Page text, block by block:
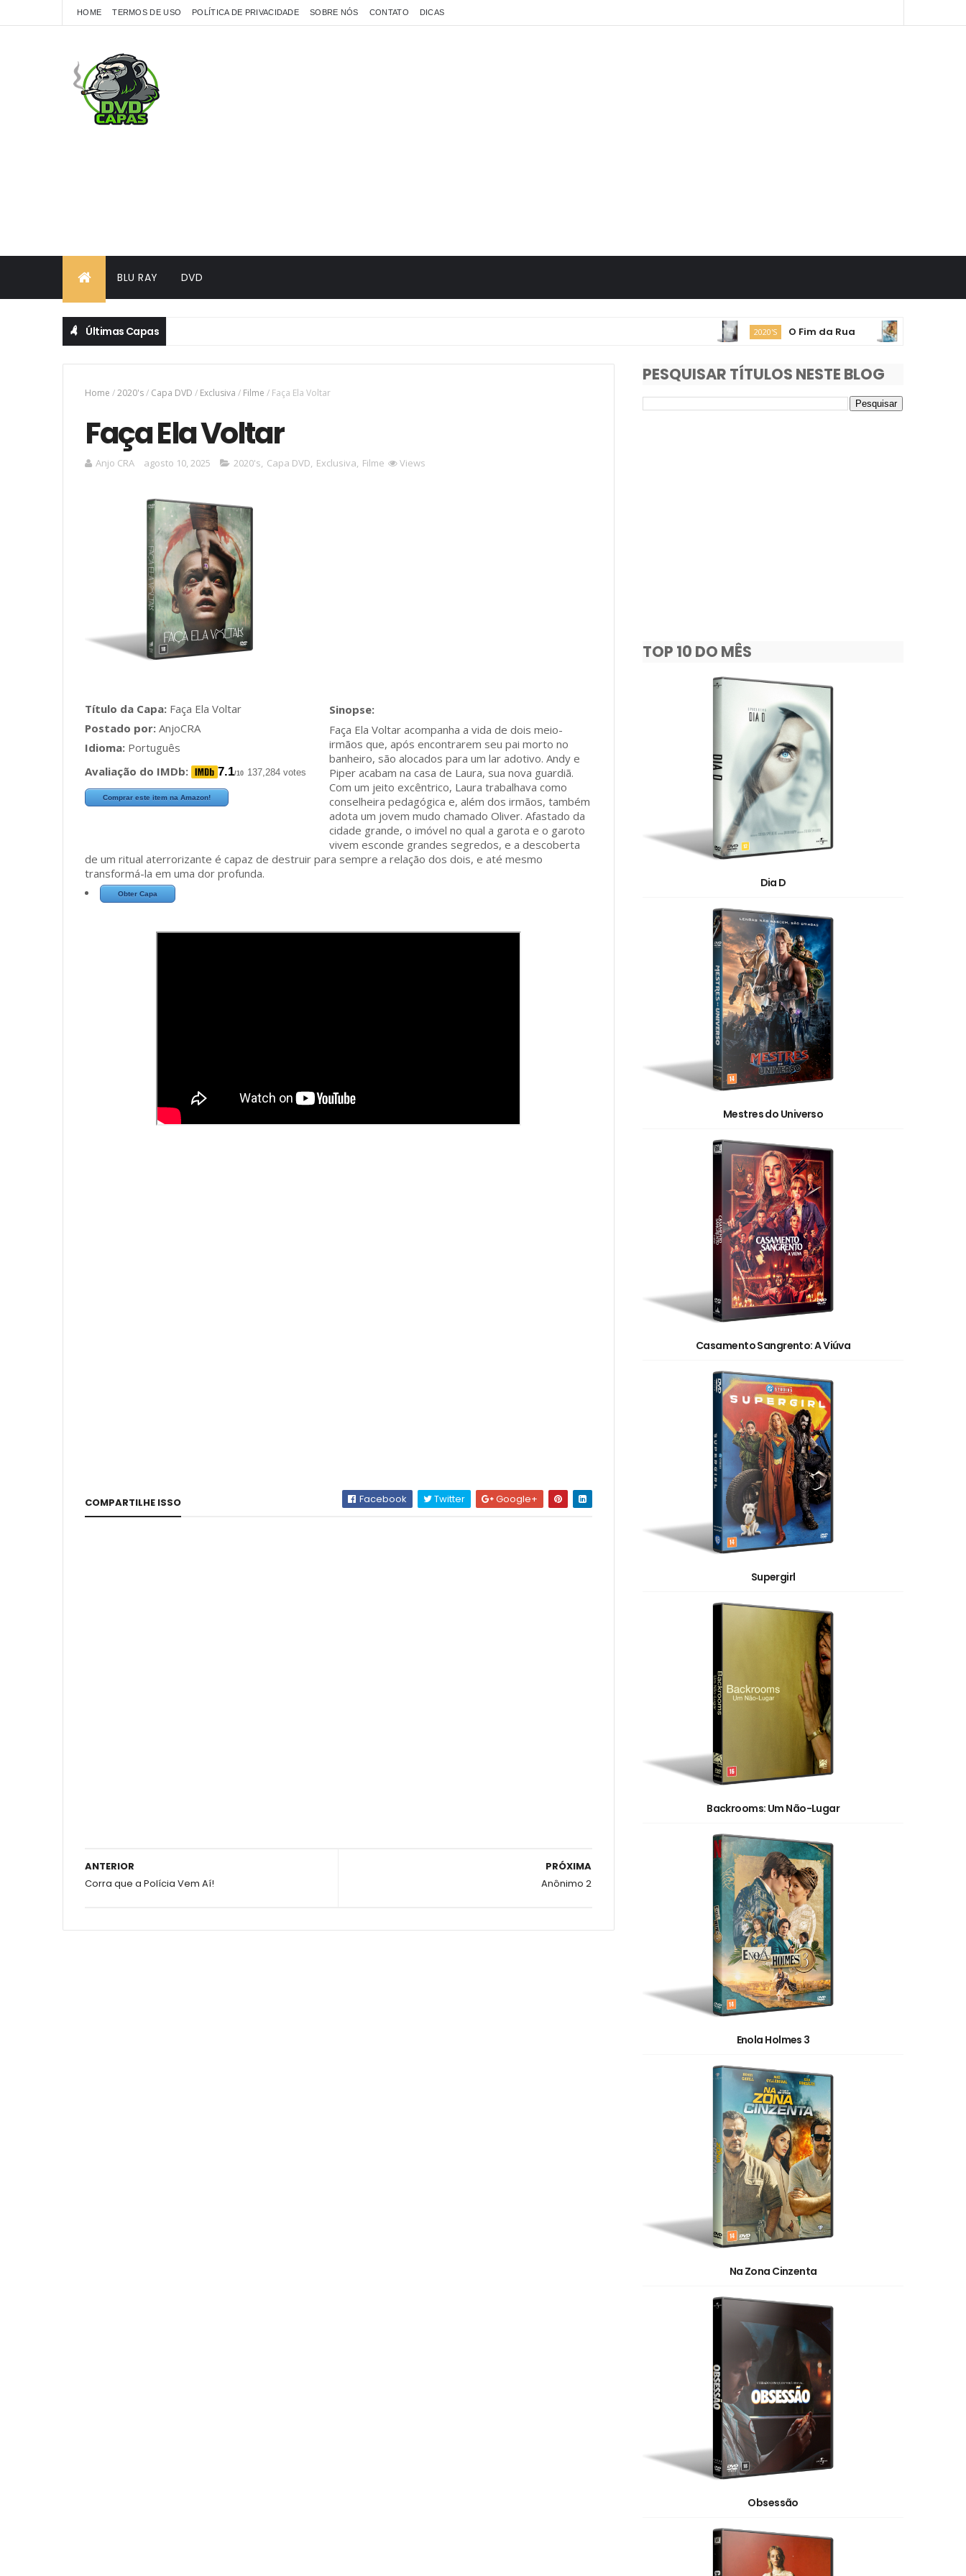
HOME TERMOS DE USO POLÍTICA DE PRIVACIDADE SOBRE NÓS CONTATO DICAS
BLU RAY DVD
Últimas Capas 2020'S O Fim da Rua 2020'S
Home /2020's/ Capa DVD / Exclusiva / Filme / Faça Ela Voltar
Faça Ela Voltar
Anjo CRA agosto 10, 2025 2020's, Capa DVD, Exclusiva, Filme Views
Título da Capa: Faça Ela Voltar
Postado por: AnjoCRA
Idioma: Português
Avaliação do IMDb:
7.1/10 137,284 votes
Comprar este item na Amazon!
Faça Ela Voltar acompanha a vida de dois meio-
irmãos que, após encontrarem seu pai morto no
banheiro, são alocados para um lar adotivo. Andy e
Piper acabam na casa de Laura, sua nova guardiã.
Com um jeito excêntrico, Laura trabalhava como
conselheira pedagógica e, além dos irmãos, também
adota um jovem mudo chamado Oliver. Afastado da
cidade grande, o imóvel no qual a garota e o garoto
vivem esconde grandes segredos, e a descoberta
de um ritual aterrorizante é capaz de destruir para sempre a relação dos dois, e até mesmo
transformá-la em uma dor profunda.
Obter Capa
COMPARTILHE ISSO Facebook Twitter Google+
PRÓXIMA
Anônimo 2
ANTERIOR
Corra que a Polícia Vem Aí!
PESQUISAR TÍTULOS NESTE BLOG
TOP 10 DO MÊS
Dia D
Mestres do Universo
Casamento Sangrento: A Viúva
Supergirl
Backrooms: Um Não-Lugar
Enola Holmes 3
Na Zona Cinzenta
Obsessão